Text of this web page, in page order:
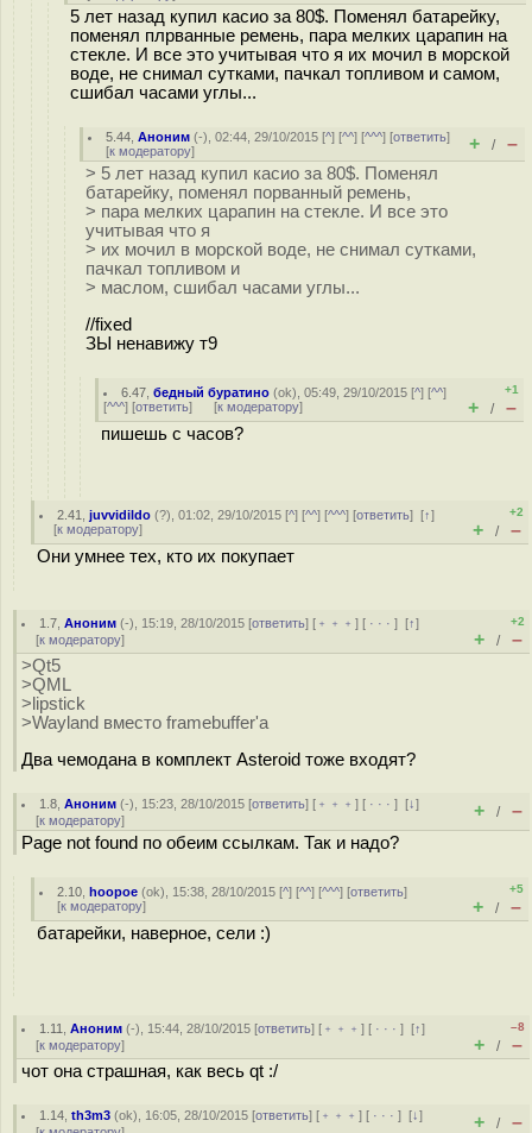
5 лет назад купил касио за 80$. Поменял батарейку,
поменял плрванные ремень, пара мелких царапин на
стекле. И все это учитывая что я их мочил в морской
воде, не снимал сутками, пачкал топливом и самом,
сшибал часами углы...
5.44 ,Аноним (-), 02:44, 29/10/2015 [^] [^^] [^^^] [ответить]
[к модератору] + / –
> 5 лет назад купил касио за 80$. Поменял
батарейку, поменял порванный ремень,
> пара мелких царапин на стекле. И все это
учитывая что я
> их мочил в морской воде, не снимал сутками,
пачкал топливом и
> маслом, сшибал часами углы...
//fixed
ЗЫ ненавижу т9
6.47 ,бедный буратино (ok), 05:49, 29/10/2015 [^] [^^]
[^^^] [ответить] [к модератору]
+1
+ / –
пишешь с часов?
2.41 ,juvvidildo (?), 01:02, 29/10/2015 [^] [^^] [^^^] [ответить][↑]
[к модератору]
+2
+ / –
Они умнее тех, кто их покупает
1.7 ,Аноним (-), 15:19, 28/10/2015 [ответить] [ ﹢﹢﹢] [ · · ·][↑]
[к модератору]
+2
+ / –
>Qt5
>QML
>lipstick
>Wayland вместо framebuffer'а
Два чемодана в комплект Asteroid тоже входят?
1.8 ,Аноним (-), 15:23, 28/10/2015 [ответить] [ ﹢﹢﹢] [ · · ·][↓]
[к модератору] + / –
Page not found по обеим ссылкам. Так и надо?
2.10 ,hoopoe (ok), 15:38, 28/10/2015 [^] [^^] [^^^] [ответить]
[к модератору]
+5
+ / –
батарейки, наверное, сели :)
1.11 ,Аноним (-), 15:44, 28/10/2015 [ответить] [ ﹢﹢﹢] [ · · ·][↑]
[к модератору]
–8
+ / –
чот она страшная, как весь qt :/
1.14 ,th3m3 (ok), 16:05, 28/10/2015 [ответить] [ ﹢﹢﹢] [ · · ·][↓]
+ / –